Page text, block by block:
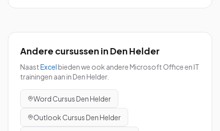
Andere cursussen in Den Helder
NaastExcel bieden we ook andere Microsoft Office en IT
trainingen aan in Den Helder.
WordCursusDen Helder
OutlookCursusDen Helder